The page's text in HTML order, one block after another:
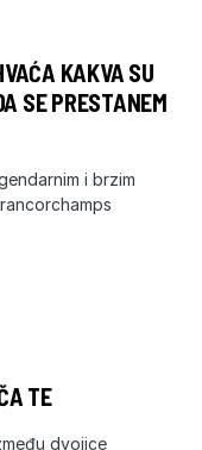
KAKVA SU
SE PRESTANEM
i brzim
TE
dvojice